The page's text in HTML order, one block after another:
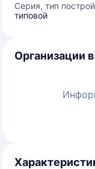
Серия, тип
типовой
Организации